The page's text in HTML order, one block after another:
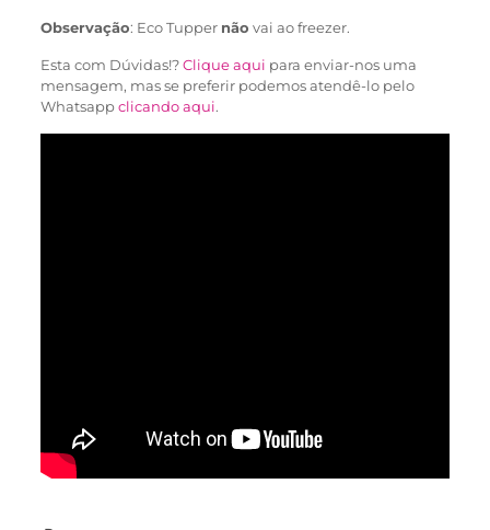
Observação: Eco Tupper não vai ao freezer.
Esta com Dúvidas!?Clique aqui para enviar-nos uma
mensagem, mas se preferir podemos atendê-lo pelo
Whatsappclicando aqui.